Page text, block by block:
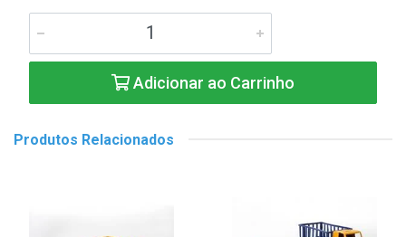
Adicionar ao Carrinho
Produtos Relacionados